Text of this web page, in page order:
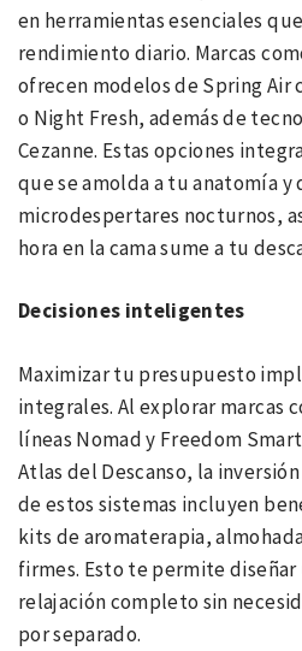
en herramientas esenciales
rendimiento diario. Marcas
ofrecen modelos de Spring Air
o Night Fresh, además de
Cezanne. Estas opciones
que se amolda a tu anatomía y
microdespertares nocturnos,
hora en la cama sume a tu
Decisiones inteligentes
Maximizar tu presupuesto
integrales. Al explorar marcas
líneas Nomad y Freedom
Atlas del Descanso, la
de estos sistemas incluyen
kits de aromaterapia,
firmes. Esto te permite
relajación completo sin
por separado.